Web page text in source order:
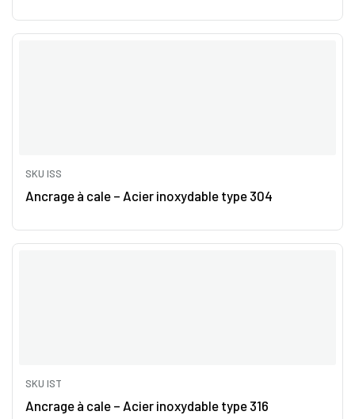
SKU ISS
Ancrage à cale – Acier inoxydable type 304
SKU IST
Ancrage à cale – Acier inoxydable type 316